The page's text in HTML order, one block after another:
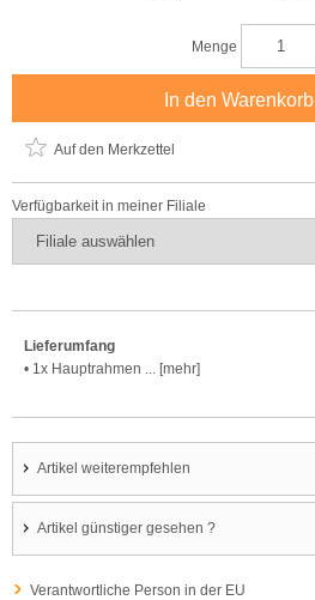
Menge
In den Warenkorb
Auf den Merkzettel
Verfügbarkeit in meiner Filiale
Lieferumfang
• 1x Hauptrahmen ... [mehr]
Artikel weiterempfehlen
Artikel günstiger gesehen ?
Verantwortliche Person in der EU